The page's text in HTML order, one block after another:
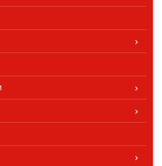
keyboard_arrow_right
keyboard_arrow_right
keyboard_arrow_right
keyboard_arrow_right